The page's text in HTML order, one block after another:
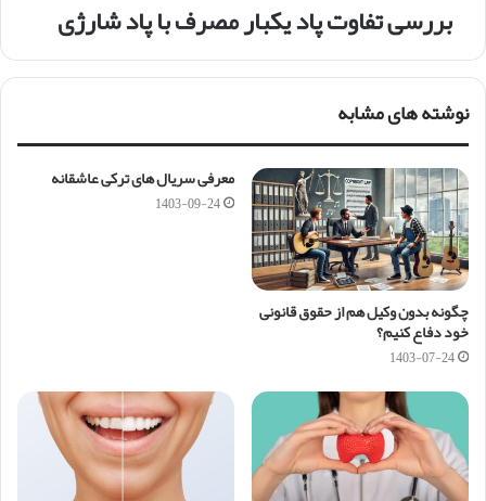
بررسی تفاوت پاد یکبار مصرف با پاد شارژی
نوشته های مشابه
چگونه بدون وکیل هم از حقوق قانونی
خود دفاع کنیم؟
1403-07-24
معرفی سریال های ترکی عاشقانه
1403-09-24